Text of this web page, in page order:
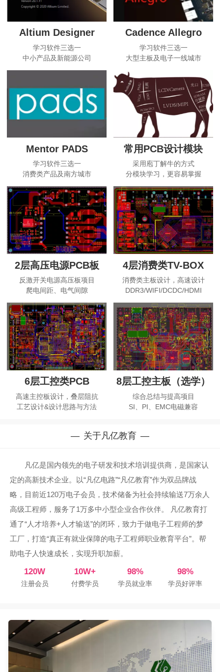
Altium Designer
学习软件三选一
中小产品及新能源公司
Cadence Allegro
学习软件三选一
大型主板及电子一线城市
Mentor PADS
学习软件三选一
消费类产品及南方城市
常用PCB设计模块
采用庖丁解牛的方式
分模块学习，更容易掌握
2层高压电源PCB板
反激开关电源高压板项目
爬电间距、电气间隙
4层消费类TV-BOX
消费类主板设计，高速设计
DDR3/WIFI/DCDC/HDMI
6层工控类PCB
高速主控板设计，叠层阻抗
工艺设计&设计思路与方法
8层工控主板（选学）
综合总结与提高项目
SI、PI、EMC电磁兼容
关于凡亿教育
凡亿是国内领先的电子研发和技术培训提供商，是国家认
定的高新技术企业。以“凡亿电路”“凡亿教育”作为双品牌战
略，目前近120万电子会员，技术储备为社会持续输送7万余人
高级工程师，服务了1万多中小型企业合作伙伴。 凡亿教育打
通了“人才培养+人才输送”的闭环，致力于做电子工程师的梦
工厂，打造“真正有就业保障的电子工程师职业教育平台”。帮
助电子人快速成长，实现升职加薪。
120W
注册会员
10W+
付费学员
98%
学员就业率
98%
学员好评率